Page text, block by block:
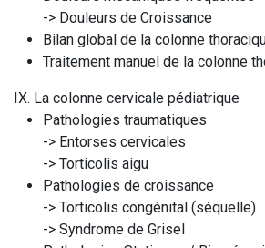
-> Douleurs de Croissance
Bilan global de la colonne
Traitement manuel de la colonne
IX. La colonne cervicale pédiatrique
Pathologies traumatiques
-> Entorses cervicales
-> Torticolis aigu
Pathologies de croissance
-> Torticolis congénital (séquelle)
-> Syndrome de Grisel